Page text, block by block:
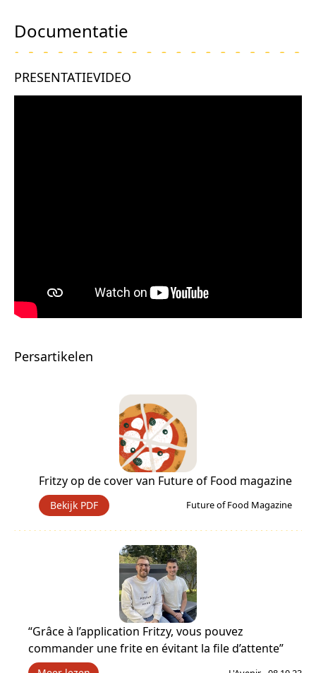
Documentatie
PRESENTATIEVIDEO
Persartikelen
Fritzy op de cover van Future of Food magazine
Bekijk PDF Future of Food Magazine
“Grâce à l’application Fritzy, vous pouvez
commander une frite en évitant la file d’attente”